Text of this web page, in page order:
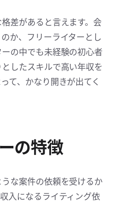
差があると言えます。会
か、フリーライターとし
の中でも未経験の初心者
したスキルで高い年収を
て、かなり開きが出てく
の特徴
な案件の依頼を受けるか
入になるライティング依